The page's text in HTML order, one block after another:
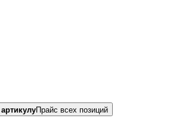
Прайс всех позиций